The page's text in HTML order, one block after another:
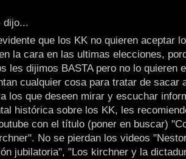
dijo...
que los KK no quieren aceptar
la cara en las ultimas elecciones,
les dijimos BASTA pero no lo quieren
cualquier cosa para tratar de sacar
los que deseen mirar y escuchar
histórica sobre los KK, les
con el título (poner en buscar)
No se pierdan los videos
jubilatoria", "Los kirchner y la